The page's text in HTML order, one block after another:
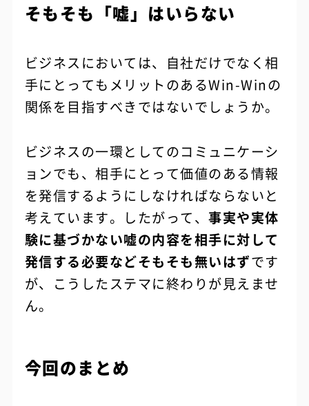
そもそも「嘘」はいらない
ビジネスにおいては、自社だけでなく相
手にとってもメリットのあるWin-Winの
関係を目指すべきではないでしょうか。
ビジネスの一環としてのコミュニケーシ
ョンでも、相手にとって価値のある情報
を発信するようにしなければならないと
考えています。したがって、事実や実体
験に基づかない嘘の内容を相手に対して
発信する必要などそもそも無いはずです
が、こうしたステマに終わりが見えませ
ん。
今回のまとめ